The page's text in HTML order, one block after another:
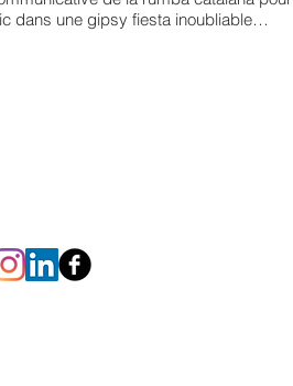
dans une gipsy fiesta inoubliable…